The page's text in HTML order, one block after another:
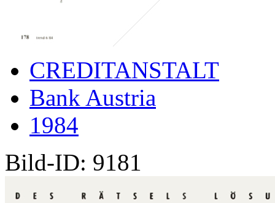
CREDITANSTALT
Bank Austria
1984
Bild-ID: 9181